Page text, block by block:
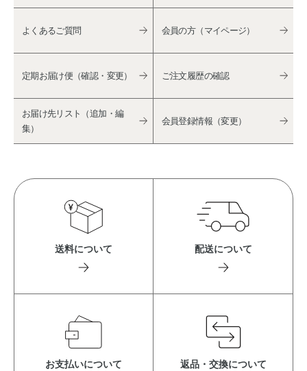
よくあるご質問 会員の方（マイページ）
定期お届け便（確認・変更） ご注文履歴の確認
お届け先リスト（追加・編
集）
会員登録情報（変更）
送料について 配送について
お支払いについて 返品・交換について